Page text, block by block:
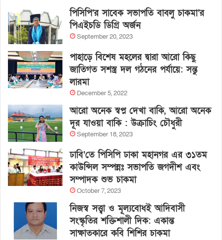
পিসিপি’র সাবেক সভাপতি বাবলু চাকমা’র
পিএইচডি ডিগ্রি অর্জন
September 20, 2023
পাহাড়ে বিশেষ মহলের দ্বারা আরো কিছু
জাতিগত সশস্ত্র দল গঠনের পর্যায়ে: সন্তু
লারমা
December 5, 2022
আরো অনেক স্বপ্ন দেখা বাকি, আরো অনেক
দূর যাওয়া বাকি : উক্রাচিং চৌধুরী
September 18, 2023
ঢাবি’তে পিসিপি ঢাকা মহানগর এর ৩১তম
কাউন্সিল সম্পন্নঃ সভাপতি জগদীশ এবং
সম্পাদক শুভ চাকমা
October 7, 2023
নিজস্ব সত্ত্বা ও মূল্যবোধই আদিবাসী
সংস্কৃতির শক্তিশালী দিক: একান্ত
সাক্ষাতকারে কবি শিশির চাকমা